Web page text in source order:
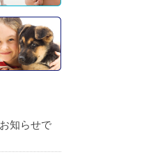
知らせで